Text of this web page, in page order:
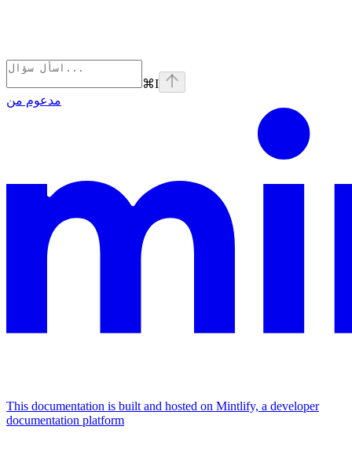
⌘I
مدعوم من
This documentation is built and hosted on Mintlify, a developer
documentation platform